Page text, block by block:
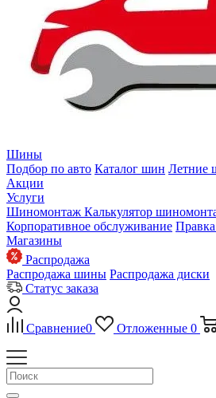
Шины
Подбор по авто Каталог шин Летние
Акции
Услуги
Шиномонтаж Калькулятор
Корпоративное обслуживание
Магазины
Распродажа
Распродажа шины Распродажа диски
Статус заказа
Сравнение0 Отложенные 0